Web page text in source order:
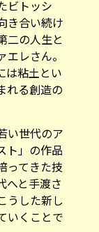
合い続け
二の人生と
エレさん。
粘土とい
れる創造の
ト」の作品
ってきた技
へと手渡さ
うした新し
いくことで